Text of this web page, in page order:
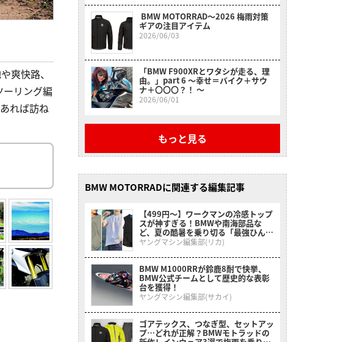
爽快路、
リング編
れば訪ね
BMW MOTORRAD〜2026 梅雨対策
ギアの注目アイテム
2026/06/03
「BMW F900XRとワタシが走る、理
由。」part 6 〜幸せ＝バイク＋サウ
ナ＋〇〇〇？！ 〜
2026/06/01
もっと見る
BMW MOTORRADに関連する編集記事
【499円〜】ワークマンの冷感トップ
スが神すぎる！BMWや南海部品な
ど、夏の酷暑を乗り切る「最強ひんや
りインナー」特集
ヤングマシン編集部(リカ)
BMW M1000RRが鈴鹿8耐で快挙、
BMW公式チームとして歴史的な表彰
台を獲得！
ヤングマシン編集部(サカイ)
ゴアテックス、つなぎ型、セットアッ
プ…どれが正解？BMWモトラッドの